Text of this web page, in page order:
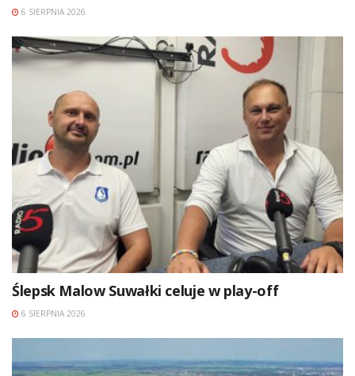
6 SIERPNIA 2026
Ślepsk Malow Suwałki celuje w play-off
6 SIERPNIA 2026